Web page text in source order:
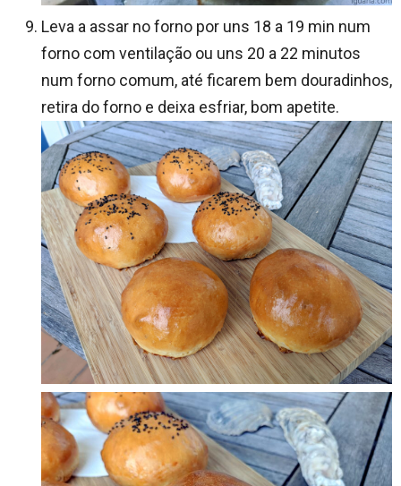
Leva a assar no forno por uns 18 a 19 min num
forno com ventilação ou uns 20 a 22 minutos
num forno comum, até ficarem bem douradinhos,
retira do forno e deixa esfriar, bom apetite.